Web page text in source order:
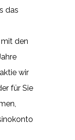
das
den
wir
für Sie